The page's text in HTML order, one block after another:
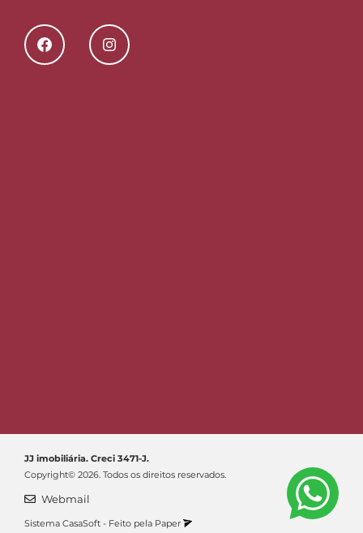
JJ imobiliária. Creci 3471-J.
Copyright© 2026. Todos os direitos reservados.
Webmail
Sistema CasaSoft - Feito pela Paper